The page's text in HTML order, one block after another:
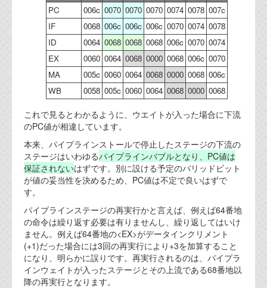
PC
006c 0070 0070 0070 0074 0078 007c
IF
0068 006c 006c 006c 0070 0074 0078
ID
0064 0068 0068 0068 006c 0070 0074
EX
0060 0064 0068 0000 0068 006c 0070
MA
005c 0060 0064 0068 0000 0068 006c
WB
0058 005c 0060 0064 0068 0000 0068
これで見るとわかるように、ウエイトが入った場合に下流
のPC値が相違しています。
本来、パイプラインストールで停止したステージの下流の
ステージはいわゆるパイプラインバブルとなり、PC値は
保証されないはずです。別に設ける予定のバリッドビット
が値の妥当性を決めるため、PC値は不定で良いはずで
す。
パイプラインステージの再実行かと言えば、例えば64番地
の命令は繰り返す必要は有りませんし、繰り返してはいけ
ません。例えば64番地の<EX>がデータインクリメント
(+1)だった場合には3回の再実行により+3を加算すること
になり、明らかに誤りです。再実行されるのは、パイプラ
インウェイトが入ったステージとその上流である68番地以
降の再実行となります。